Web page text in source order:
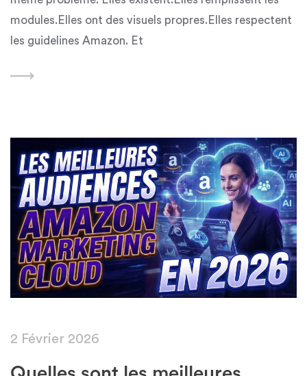
modules.Elles ont des visuels propres.Elles respectent
les guidelines Amazon. Et
Featured
2 Février 2026